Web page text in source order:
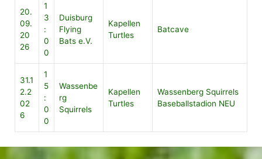
20.
09.
20
26
1
3
:
0
0
Duisburg
Flying
Bats e.V.
Kapellen
Turtles
Batcave
31.1
2.2
02
6
1
5
:
0
0
Wassenbe
rg
Squirrels
Kapellen
Turtles
Wassenberg Squirrels
Baseballstadion NEU